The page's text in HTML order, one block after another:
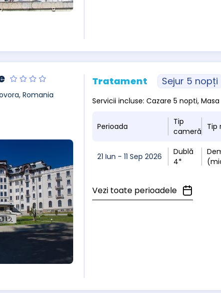
Romania
Tratament Sejur 5 nopți
Servicii incluse: Cazare 5 nopti,
Perioada
Tip
cameră
Tip
21 Iun - 11 Sep 2026
Dublă
4*
Vezi toate perioadele